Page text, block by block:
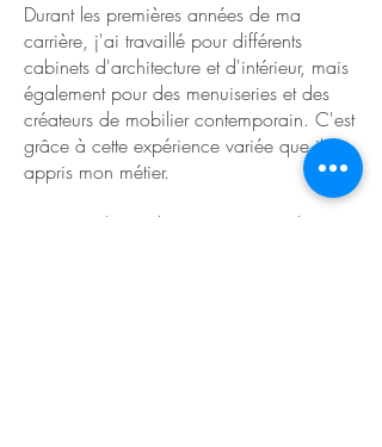
Durant les premières années de ma
carrière, j'ai travaillé pour différents
cabinets d'architecture et d'intérieur, mais
également pour des menuiseries et des
créateurs de mobilier contemporain. C'est
grâce à cette expérience variée que j'ai
appris mon métier.
Huit ans plus tard, j'ai ouvert mon bureau